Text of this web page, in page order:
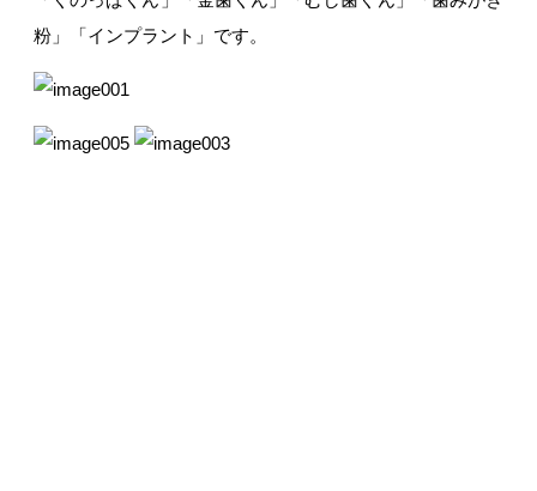
粉」「インプラント」です。